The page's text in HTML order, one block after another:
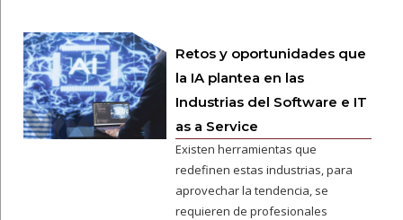
Retos y oportunidades que
la IA plantea en las
Industrias del Software e IT
as a Service
Existen herramientas que
redefinen estas industrias, para
aprovechar la tendencia, se
requieren de profesionales